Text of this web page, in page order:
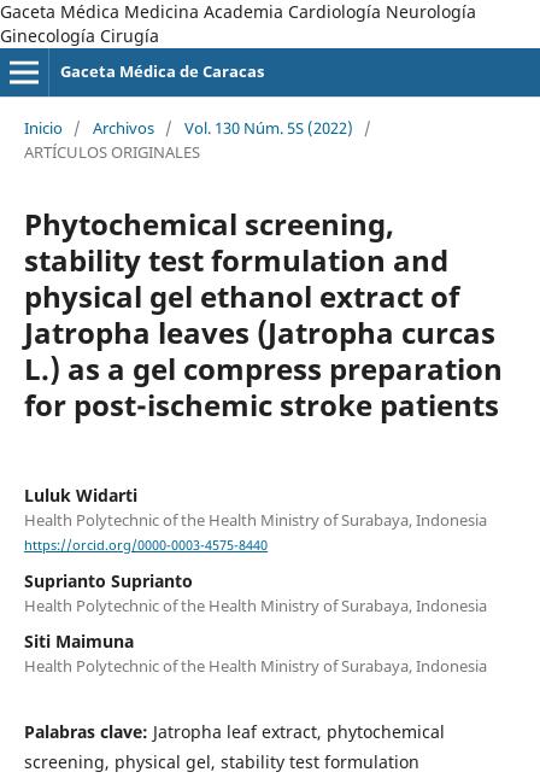
Gaceta Médica Medicina Academia Cardiología Neurología
Ginecología Cirugía
Gaceta Médica de Caracas
Inicio / Archivos / Vol. 130 Núm. 5S (2022)
/
ARTÍCULOS ORIGINALES
Phytochemical screening,
stability test formulation and
physical gel ethanol extract of
Jatropha leaves (Jatropha curcas
L.) as a gel compress preparation
for post-ischemic stroke patients
Luluk Widarti
Health Polytechnic of the Health Ministry of Surabaya, Indonesia
https://orcid.org/0000-0003-4575-8440
Suprianto Suprianto
Health Polytechnic of the Health Ministry of Surabaya, Indonesia
Siti Maimuna
Health Polytechnic of the Health Ministry of Surabaya, Indonesia
Palabras clave: Jatropha leaf extract, phytochemical
screening, physical gel, stability test formulation